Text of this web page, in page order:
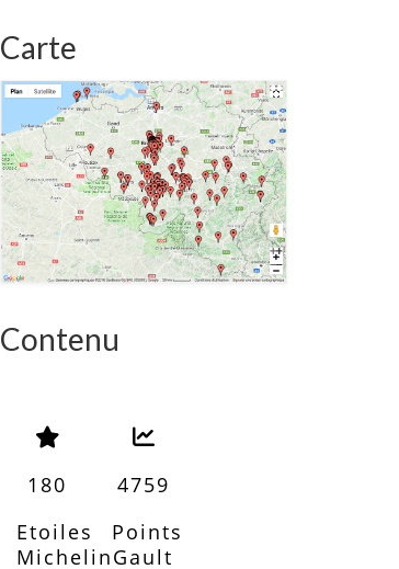
Carte
Contenu
180
Etoiles
Michelin
4759
Points
Gault